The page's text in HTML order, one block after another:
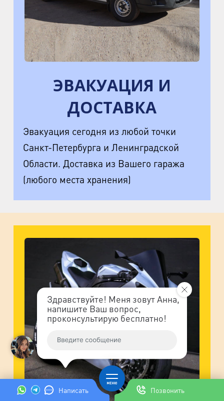
Написать Позвонить
Здравствуйте! Меня зовут Анна,
напишите Ваш вопрос,
проконсультирую бесплатно!
ЭВАКУАЦИЯ И
ДОСТАВКА
Эвакуация сегодня из любой точки
Санкт-Петербурга и Ленинградской
Области. Доставка из Вашего гаража
(любого места хранения)